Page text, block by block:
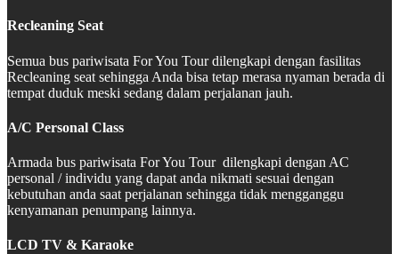
Recleaning Seat
Semua bus pariwisata For You Tour dilengkapi dengan fasilitas
Recleaning seat sehingga Anda bisa tetap merasa nyaman berada di
tempat duduk meski sedang dalam perjalanan jauh.
A/C Personal Class
Armada bus pariwisata For You Tour dilengkapi dengan AC
personal / individu yang dapat anda nikmati sesuai dengan
kebutuhan anda saat perjalanan sehingga tidak mengganggu
kenyamanan penumpang lainnya.
LCD TV & Karaoke